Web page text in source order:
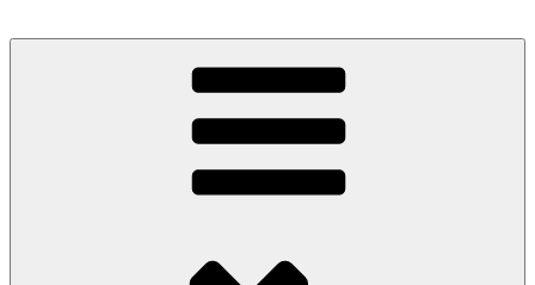
COUNTRYHOME
Wo die (Country-) Musik Zuhause ist